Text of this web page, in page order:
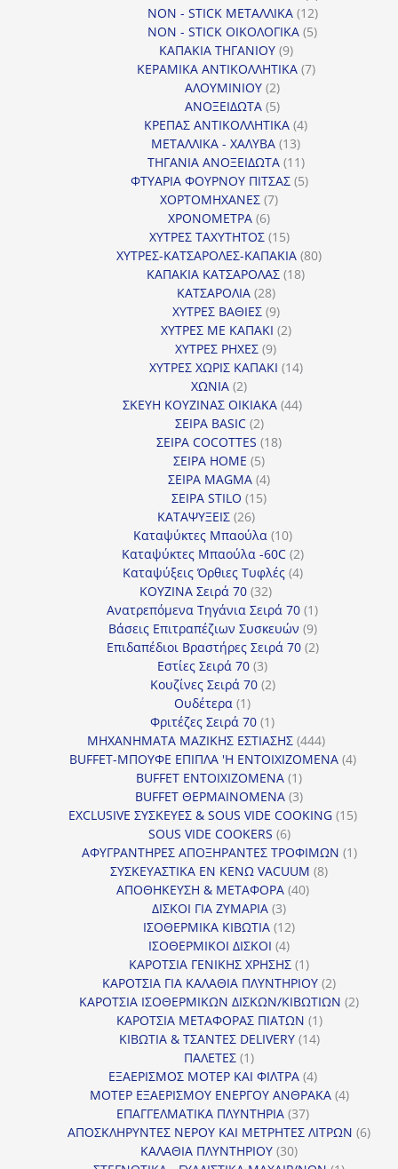
προϊόντα
NON - STICK ΜΕΤΑΛΛΙΚΑ 1212
προϊόντα
NON - STICK ΟΙΚΟΛΟΓΙΚΑ 55
ΚΑΠΑΚΙΑ ΤΗΓΑΝΙΟΥ 99
προϊόντα
ΚΕΡΑΜΙΚΑ ΑΝΤΙΚΟΛΛΗΤΙΚΑ 77
ΑΛΟΥΜΙΝΙΟΥ 22
προϊόντα
ΑΝΟΞΕΙΔΩΤΑ 55
προϊόντα
ΚΡΕΠΑΣ ΑΝΤΙΚΟΛΛΗΤΙΚΑ 44
ΜΕΤΑΛΛΙΚΑ - ΧΑΛΥΒΑ 1313
προϊόντα
ΤΗΓΑΝΙΑ ΑΝΟΞΕΙΔΩΤΑ 1111
προϊόντα
ΦΤΥΑΡΙΑ ΦΟΥΡΝΟΥ ΠΙΤΣΑΣ 55
ΧΟΡΤΟΜΗΧΑΝΕΣ 77
ΧΡΟΝΟΜΕΤΡΑ 66
προϊόντα
ΧΥΤΡΕΣ ΤΑΧΥΤΗΤΟΣ 1515
προϊόντα
ΧΥΤΡΕΣ-ΚΑΤΣΑΡΟΛΕΣ-ΚΑΠΑΚΙΑ 8080
ΚΑΠΑΚΙΑ ΚΑΤΣΑΡΟΛΑΣ 1818
ΚΑΤΣΑΡΟΛΙΑ 2828
προϊόντα
ΧΥΤΡΕΣ ΒΑΘΙΕΣ 99
προϊόντα
ΧΥΤΡΕΣ ΜΕ ΚΑΠΑΚΙ 22
ΧΥΤΡΕΣ ΡΗΧΕΣ 99
προϊόντα
ΧΥΤΡΕΣ ΧΩΡΙΣ ΚΑΠΑΚΙ 1414
ΧΩΝΙΑ 22
προϊόντα
ΣΚΕΥΗ ΚΟΥΖΙΝΑΣ ΟΙΚΙΑΚΑ 4444
ΣΕΙΡΑ BASIC 22
προϊόντα
ΣΕΙΡΑ COCOTTES 1818
ΣΕΙΡΑ HOME 55
προϊόντα
ΣΕΙΡΑ MAGMA 44
προϊόντα
ΣΕΙΡΑ STILO 1515
ΚΑΤΑΨΥΞΕΙΣ 2626
προϊόντα
Καταψύκτες Μπαούλα 1010
προϊόντα
Καταψύκτες Μπαούλα -60C 22
προϊόντα
Καταψύξεις Όρθιες Τυφλές 44
ΚΟΥΖΙΝΑ Σειρά 70 3232
προϊόντα
Ανατρεπόμενα Τηγάνια Σειρά 70 11
προϊόν
Βάσεις Επιτραπέζιων Συσκευών 99
προϊόντα
Επιδαπέδιοι Βραστήρες Σειρά 70 22
Εστίες Σειρά 70 33
προϊόντα
Κουζίνες Σειρά 70 22
Ουδέτερα 11
προϊόν
Φριτέζες Σειρά 70 11
προϊόν
ΜΗΧΑΝΗΜΑΤΑ ΜΑΖΙΚΗΣ ΕΣΤΙΑΣΗΣ 444444
προϊόντα
BUFFET-ΜΠΟΥΦΕ ΕΠΙΠΛΑ 'Η ΕΝΤΟΙΧΙΖΟΜΕΝΑ 44
BUFFET ΕΝΤΟΙΧΙΖΟΜΕΝΑ 11
προϊόν
BUFFET ΘΕΡΜΑΙΝΟΜΕΝΑ 33
προϊόντα
EXCLUSIVE ΣΥΣΚΕΥΕΣ & SOUS VIDE COOKING 1515
SOUS VIDE COOKERS 66
προϊόντα
ΑΦΥΓΡΑΝΤΗΡΕΣ ΑΠΟΞΗΡΑΝΤΕΣ ΤΡΟΦΙΜΩΝ 11
ΣΥΣΚΕΥΑΣΤΙΚΑ ΕΝ ΚΕΝΩ VACUUM 88
ΑΠΟΘΗΚΕΥΣΗ & ΜΕΤΑΦΟΡΑ 4040
ΔΙΣΚΟΙ ΓΙΑ ΖΥΜΑΡΙΑ 33
προϊόντα
ΙΣΟΘΕΡΜΙΚΑ ΚΙΒΩΤΙΑ 1212
ΙΣΟΘΕΡΜΙΚΟΙ ΔΙΣΚΟΙ 44
προϊόντα
ΚΑΡΟΤΣΙΑ ΓΕΝΙΚΗΣ ΧΡΗΣΗΣ 11
προϊόν
ΚΑΡΟΤΣΙΑ ΓΙΑ ΚΑΛΑΘΙΑ ΠΛΥΝΤΗΡΙΟΥ 22
προϊόντα
ΚΑΡΟΤΣΙΑ ΙΣΟΘΕΡΜΙΚΩΝ ΔΙΣΚΩΝ/ΚΙΒΩΤΙΩΝ 22
ΚΑΡΟΤΣΙΑ ΜΕΤΑΦΟΡΑΣ ΠΙΑΤΩΝ 11
προϊόν
ΚΙΒΩΤΙΑ & ΤΣΑΝΤΕΣ DELIVERY 1414
ΠΑΛΕΤΕΣ 11
προϊόν
ΕΞΑΕΡΙΣΜΟΣ ΜΟΤΕΡ ΚΑΙ ΦΙΛΤΡΑ 44
προϊόντα
ΜΟΤΕΡ ΕΞΑΕΡΙΣΜΟΥ ΕΝΕΡΓΟΥ ΑΝΘΡΑΚΑ 44
ΕΠΑΓΓΕΛΜΑΤΙΚΑ ΠΛΥΝΤΗΡΙΑ 3737
προϊόντα
ΑΠΟΣΚΛΗΡΥΝΤΕΣ ΝΕΡΟΥ ΚΑΙ ΜΕΤΡΗΤΕΣ ΛΙΤΡΩΝ 66
ΚΑΛΑΘΙΑ ΠΛΥΝΤΗΡΙΟΥ 3030